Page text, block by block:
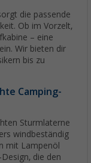
die passende
Ob im Vorzelt,
– eine
Wir bieten dir
bis zu
Camping-
Sturmlaterne
windbeständig
mit Lampenöl
die den